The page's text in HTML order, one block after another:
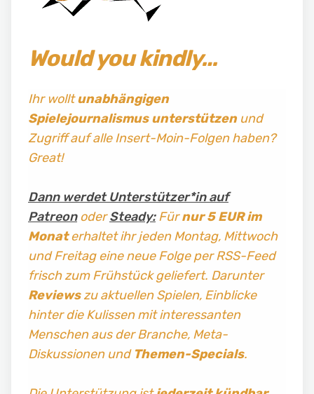
Would you kindly…
Ihr wolltunabhängigen
Spielejournalismus unterstützenund
Zugriff auf alle Insert-Moin-Folgen haben?
Great!
Dann werdet Unterstützer*in auf
PatreonoderSteady:Fürnur 5 EUR im
Monaterhaltet ihr jeden Montag, Mittwoch
und Freitag eine neue Folge per RSS-Feed
frisch zum Frühstück geliefert. Darunter
Reviewszu aktuellen Spielen, Einblicke
hinter die Kulissen mit interessanten
Menschen aus der Branche, Meta-
Diskussionen und Themen-Specials.